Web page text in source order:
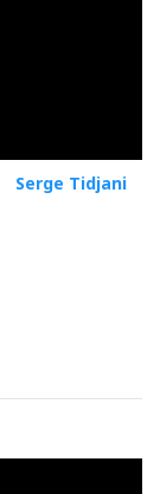
Serge Tidjani